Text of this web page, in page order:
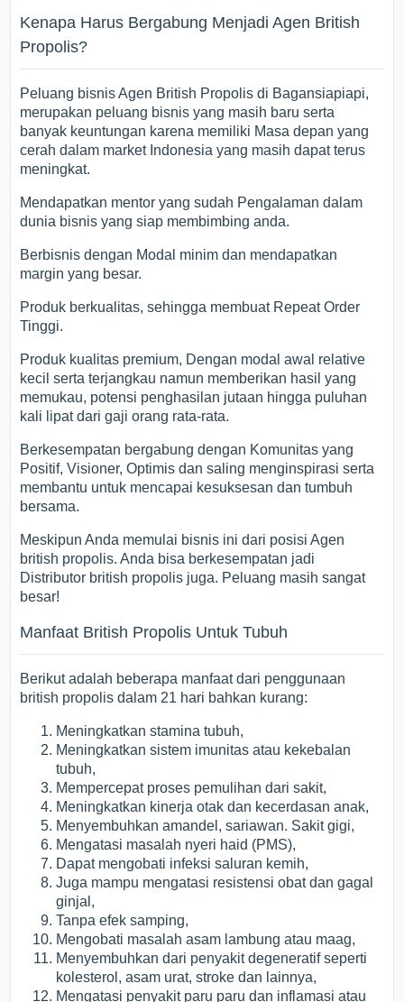
Kenapa Harus Bergabung Menjadi Agen British
Propolis?
Peluang bisnis Agen British Propolis di Bagansiapiapi,
merupakan peluang bisnis yang masih baru serta
banyak keuntungan karena memiliki Masa depan yang
cerah dalam market Indonesia yang masih dapat terus
meningkat.
Mendapatkan mentor yang sudah Pengalaman dalam
dunia bisnis yang siap membimbing anda.
Berbisnis dengan Modal minim dan mendapatkan
margin yang besar.
Produk berkualitas, sehingga membuat Repeat Order
Tinggi.
Produk kualitas premium, Dengan modal awal relative
kecil serta terjangkau namun memberikan hasil yang
memukau, potensi penghasilan jutaan hingga puluhan
kali lipat dari gaji orang rata-rata.
Berkesempatan bergabung dengan Komunitas yang
Positif, Visioner, Optimis dan saling menginspirasi serta
membantu untuk mencapai kesuksesan dan tumbuh
bersama.
Meskipun Anda memulai bisnis ini dari posisi Agen
british propolis. Anda bisa berkesempatan jadi
Distributor british propolis juga. Peluang masih sangat
besar!
Manfaat British Propolis Untuk Tubuh
Berikut adalah beberapa manfaat dari penggunaan
british propolis dalam 21 hari bahkan kurang:
Meningkatkan stamina tubuh,
Meningkatkan sistem imunitas atau kekebalan
tubuh,
Mempercepat proses pemulihan dari sakit,
Meningkatkan kinerja otak dan kecerdasan anak,
Menyembuhkan amandel, sariawan. Sakit gigi,
Mengatasi masalah nyeri haid (PMS),
Dapat mengobati infeksi saluran kemih,
Juga mampu mengatasi resistensi obat dan gagal
ginjal,
Tanpa efek samping,
Mengobati masalah asam lambung atau maag,
Menyembuhkan dari penyakit degeneratif seperti
kolesterol, asam urat, stroke dan lainnya,
Mengatasi penyakit paru paru dan inflamasi atau